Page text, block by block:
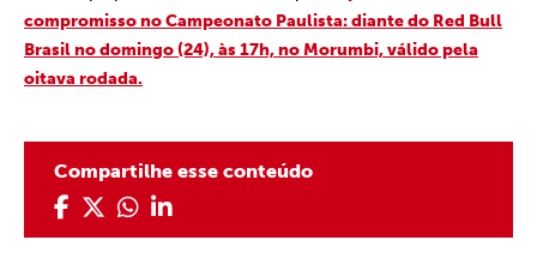
compromisso no Campeonato Paulista: diante do Red Bull
Brasil no domingo (24), às 17h, no Morumbi, válido pela
oitava rodada.
Compartilhe esse conteúdo